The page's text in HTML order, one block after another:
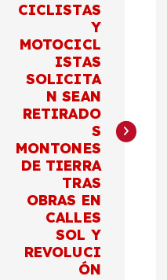
CICLISTAS
Y
MOTOCICL
ISTAS
SOLICITA
N SEAN
RETIRADO
S
MONTONES
DE TIERRA
TRAS
OBRAS EN
CALLES
SOL Y
REVOLUCI
ÓN